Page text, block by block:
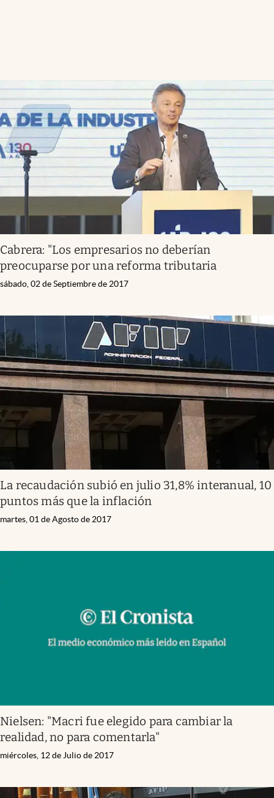
Cabrera: "Los empresarios no deberían
preocuparse por una reforma tributaria
sábado, 02 de Septiembre de 2017
La recaudación subió en julio 31,8% interanual, 10
puntos más que la inflación
martes, 01 de Agosto de 2017
Nielsen: "Macri fue elegido para cambiar la
realidad, no para comentarla"
miércoles, 12 de Julio de 2017